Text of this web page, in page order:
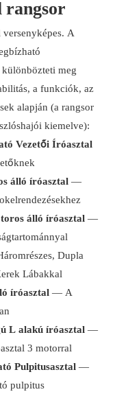
rangsor
A
meg
a funkciók, az
alapján (a rangsor
kiemelve):
Vezetői Íróasztal
álló íróasztal —
álló íróasztal —
Dupla
Lábakkal
íróasztal — A
L alakú íróasztal —
3 motorral
Pulpitusasztal —
pulpitus